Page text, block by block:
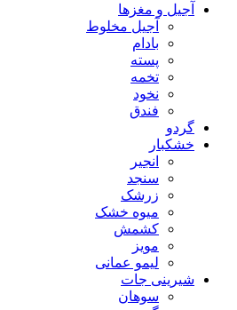
آجیل و مغزها
آجیل مخلوط
بادام
پسته
تخمه
نخود
فندق
گردو
خشکبار
انجیر
سنجد
زرشک
میوه خشک
کشمش
مویز
لیمو عمانی
شیرینی جات
سوهان